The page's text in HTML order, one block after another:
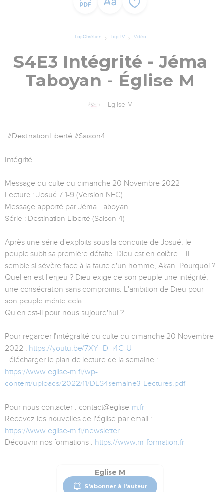
TopChrétien TopTV Vidéo
S4E3 Intégrité - Jéma
Taboyan - Église M
Eglise M
#DestinationLiberté #Saison4
Intégrité
Message du culte du dimanche 20 Novembre 2022
Lecture : Josué 7.1-9 (Version NFC)
Message apporté par Jéma Taboyan
Série : Destination Liberté (Saison 4)
Après une série d'exploits sous la conduite de Josué, le
peuple subit sa première défaite. Dieu est en colère... Il
semble si sévère face à la faute d'un homme, Akan. Pourquoi ?
Quel en est l'enjeu ? Dieu exige de son peuple une intégrité,
une consécration sans compromis. L'ambition de Dieu pour
son peuple mérite cela.
Qu'en est-il pour nous aujourd'hui ?
Pour regarder l’intégralité du culte du dimanche 20 Novembre
2022 : https://youtu.be/7XY_D_i4C-U
Télécharger le plan de lecture de la semaine :
https://www.eglise-m.fr/wp-
content/uploads/2022/11/DLS4semaine3-Lectures.pdf
Pour nous contacter : contact@eglise-m.fr
Recevez les nouvelles de l'église par email :
https://www.eglise-m.fr/newsletter
Découvrir nos formations : https://www.m-formation.fr
Eglise M
S'abonner à l'auteur